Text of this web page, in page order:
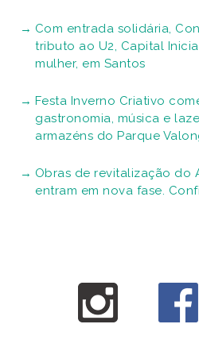
Com entrada solidária,
tributo ao U2, Capital
mulher, em Santos
Festa Inverno Criativo
gastronomia, música e
armazéns do Parque
Obras de revitalização do
entram em nova fase.